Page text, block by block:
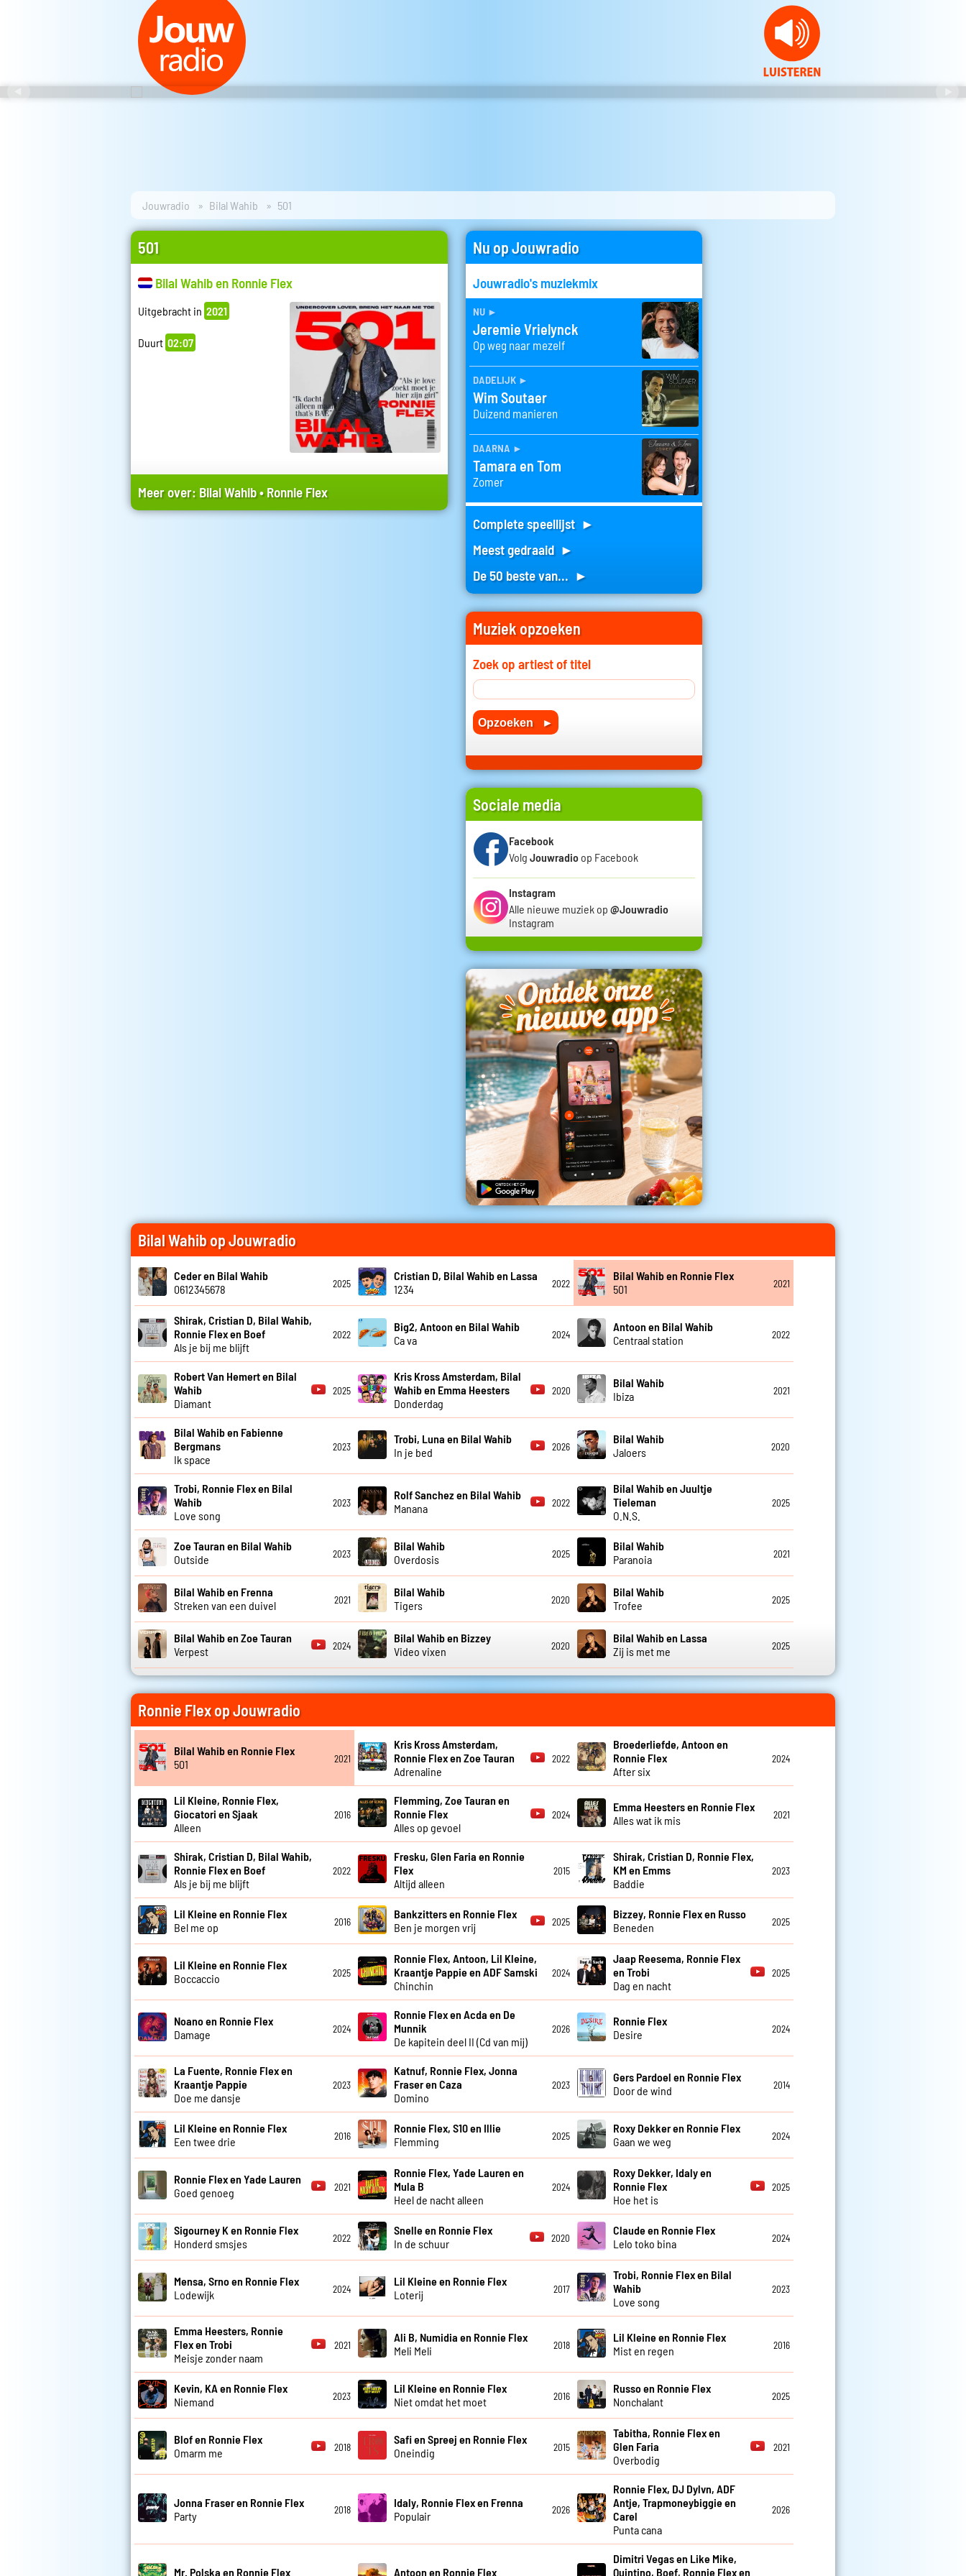
Jouwradio Bilal Wahib 501
501
Bilal Wahib en Ronnie Flex
Uitgebracht in 2021
Duurt 02:07
Meer over: Bilal Wahib•Ronnie Flex
Nu op Jouwradio
Jouwradio's muziekmix
nu ►
Jeremie Vrielynck
Op weg naar mezelf
dadelijk ►
Wim Soutaer
Duizend manieren
daarna ►
Tamara en Tom
Zomer
Complete speellijst ►
Meest gedraaid ►
De 50 beste van... ►
Muziek opzoeken
Zoek op artiest of titel
Sociale media
Facebook
Volg Jouwradio op Facebook
Instagram
Alle nieuwe muziek op @Jouwradio
Instagram
Bilal Wahib op Jouwradio
Ceder en Bilal Wahib
0612345678
2025
Cristian D, Bilal Wahib en Lassa
1234
2022
Bilal Wahib en Ronnie Flex
501
2021
Shirak, Cristian D, Bilal Wahib,
Ronnie Flex en Boef
Als je bij me blijft
2022
Big2, Antoon en Bilal Wahib
Ca va
2024
Antoon en Bilal Wahib
Centraal station
2022
Robert Van Hemert en Bilal
Wahib
Diamant
2025
Kris Kross Amsterdam, Bilal
Wahib en Emma Heesters
Donderdag
2020
Bilal Wahib
Ibiza
2021
Bilal Wahib en Fabienne
Bergmans
Ik space
2023
Trobi, Luna en Bilal Wahib
In je bed
2026
Bilal Wahib
Jaloers
2020
Trobi, Ronnie Flex en Bilal
Wahib
Love song
2023
Rolf Sanchez en Bilal Wahib
Manana
2022
Bilal Wahib en Juultje
Tieleman
O.N.S.
2025
Zoe Tauran en Bilal Wahib
Outside
2023
Bilal Wahib
Overdosis
2025
Bilal Wahib
Paranoia
2021
Bilal Wahib en Frenna
Streken van een duivel
2021
Bilal Wahib
Tigers
2020
Bilal Wahib
Trofee
2025
Bilal Wahib en Zoe Tauran
Verpest
2024
Bilal Wahib en Bizzey
Video vixen
2020
Bilal Wahib en Lassa
Zij is met me
2025
Ronnie Flex op Jouwradio
Bilal Wahib en Ronnie Flex
501
2021
Kris Kross Amsterdam,
Ronnie Flex en Zoe Tauran
Adrenaline
2022
Broederliefde, Antoon en
Ronnie Flex
After six
2024
Lil Kleine, Ronnie Flex,
Giocatori en Sjaak
Alleen
2016
Flemming, Zoe Tauran en
Ronnie Flex
Alles op gevoel
2024
Emma Heesters en Ronnie Flex
Alles wat ik mis
2021
Shirak, Cristian D, Bilal Wahib,
Ronnie Flex en Boef
Als je bij me blijft
2022
Fresku, Glen Faria en Ronnie
Flex
Altijd alleen
2015
Shirak, Cristian D, Ronnie Flex,
KM en Emms
Baddie
2023
Lil Kleine en Ronnie Flex
Bel me op
2016
Bankzitters en Ronnie Flex
Ben je morgen vrij
2025
Bizzey, Ronnie Flex en Russo
Beneden
2025
Lil Kleine en Ronnie Flex
Boccaccio
2025
Ronnie Flex, Antoon, Lil Kleine,
Kraantje Pappie en ADF Samski
Chinchin
2024
Jaap Reesema, Ronnie Flex
en Trobi
Dag en nacht
2025
Noano en Ronnie Flex
Damage
2024
Ronnie Flex en Acda en De
Munnik
De kapitein deel II (Cd van mij)
2026
Ronnie Flex
Desire
2024
La Fuente, Ronnie Flex en
Kraantje Pappie
Doe me dansje
2023
Katnuf, Ronnie Flex, Jonna
Fraser en Caza
Domino
2023
Gers Pardoel en Ronnie Flex
Door de wind
2014
Lil Kleine en Ronnie Flex
Een twee drie
2016
Ronnie Flex, S10 en Illie
Flemming
2025
Roxy Dekker en Ronnie Flex
Gaan we weg
2024
Ronnie Flex en Yade Lauren
Goed genoeg
2021
Ronnie Flex, Yade Lauren en
Mula B
Heel de nacht alleen
2024
Roxy Dekker, Idaly en
Ronnie Flex
Hoe het is
2025
Sigourney K en Ronnie Flex
Honderd smsjes
2022
Snelle en Ronnie Flex
In de schuur
2020
Claude en Ronnie Flex
Lelo toko bina
2024
Mensa, Srno en Ronnie Flex
Lodewijk
2024
Lil Kleine en Ronnie Flex
Loterij
2017
Trobi, Ronnie Flex en Bilal
Wahib
Love song
2023
Emma Heesters, Ronnie
Flex en Trobi
Meisje zonder naam
2021
Ali B, Numidia en Ronnie Flex
Meli Meli
2018
Lil Kleine en Ronnie Flex
Mist en regen
2016
Kevin, KA en Ronnie Flex
Niemand
2023
Lil Kleine en Ronnie Flex
Niet omdat het moet
2016
Russo en Ronnie Flex
Nonchalant
2025
Blof en Ronnie Flex
Omarm me
2018
Safi en Spreej en Ronnie Flex
Oneindig
2015
Tabitha, Ronnie Flex en
Glen Faria
Overbodig
2021
Jonna Fraser en Ronnie Flex
Party
2018
Idaly, Ronnie Flex en Frenna
Populair
2026
Ronnie Flex, DJ Dylvn, ADF
Antje, Trapmoneybiggie en
Carel
Punta cana
2026
Mr. Polska en Ronnie Flex Antoon en Ronnie Flex
Dimitri Vegas en Like Mike,
Quintino, Boef, Ronnie Flex en